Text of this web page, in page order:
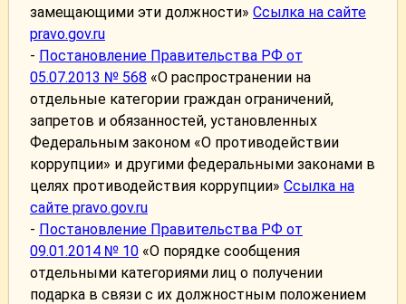
замещающими эти должности» Ссылка на сайте
pravo.gov.ru
- Постановление Правительства РФ от
05.07.2013 № 568 «О распространении на
отдельные категории граждан ограничений,
запретов и обязанностей, установленных
Федеральным законом «О противодействии
коррупции» и другими федеральными законами в
целях противодействия коррупции» Ссылка на
сайте pravo.gov.ru
- Постановление Правительства РФ от
09.01.2014 № 10 «О порядке сообщения
отдельными категориями лиц о получении
подарка в связи с их должностным положением